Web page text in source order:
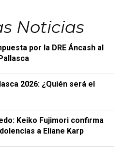
Noticias
por la DRE Áncash al
2026: ¿Quién será el
Keiko Fujimori confirma
a Eliane Karp